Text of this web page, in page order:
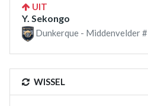
UIT
Y. Sekongo
Dunkerque - Middenvelder #
WISSEL